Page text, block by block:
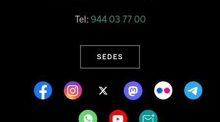
Tel: 944 03 77 00
SEDES